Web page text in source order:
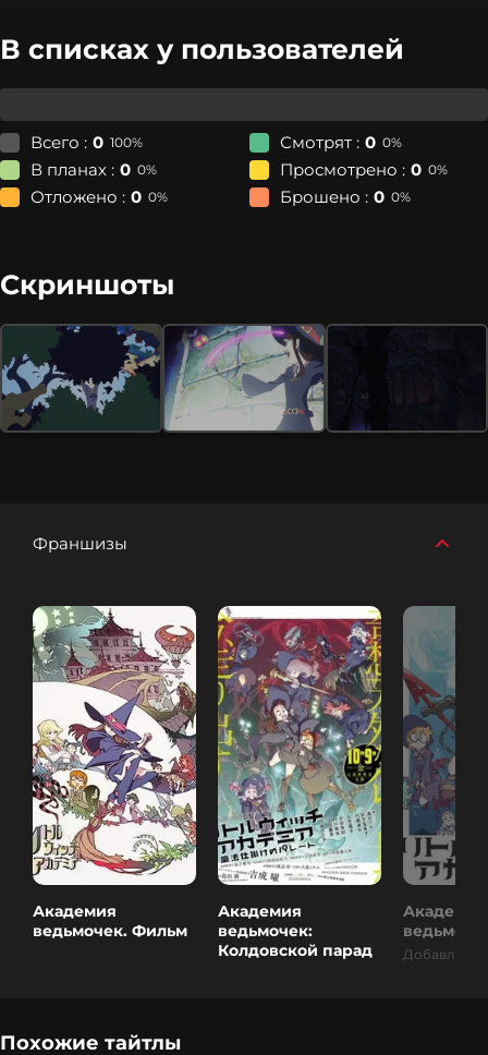
В списках у пользователей
Всего : 0 100% Смотрят : 0 0%
В планах : 0 0% Просмотрено : 0 0%
Отложено : 0 0% Брошено : 0 0%
Скриншоты
Франшизы
Академия
ведьмочек. Фильм
Академия
ведьмочек:
Колдовской парад
Академия
Добавлена
Похожие тайтлы